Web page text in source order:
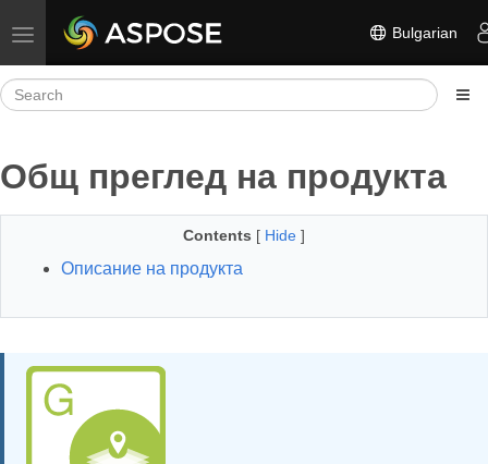
Toggle navigation Bulgarian
Общ преглед на продукта
Contents [ Hide ]
Описание на продукта